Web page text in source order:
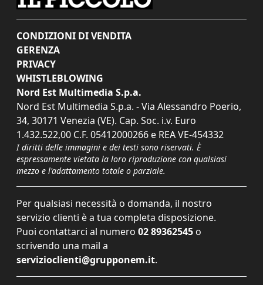
CONDIZIONI DI VENDITA
GERENZA
PRIVACY
WHISTLEBLOWING
Nord Est Multimedia S.p.a.
Nord Est Multimedia S.p.a. - Via Alessandro Poerio,
34, 30171 Venezia (VE). Cap. Soc. i.v. Euro
1.432.522,00 C.F. 05412000266 e REA VE-454332
I diritti delle immagini e dei testi sono riservati. È
espressamente vietata la loro riproduzione con qualsiasi
mezzo e l'adattamento totale o parziale.
Per qualsiasi necessità o domanda, il nostro
servizio clienti è a tua completa disposizione.
Puoi contattarci al numero 02 89362545 o
scrivendo una mail a
servizioclienti@grupponem.it.